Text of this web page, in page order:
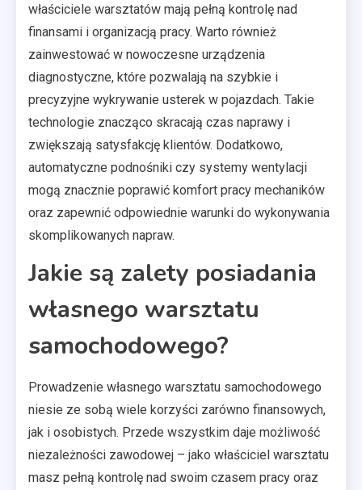
właściciele warsztatów mają pełną kontrolę nad
finansami i organizacją pracy. Warto również
zainwestować w nowoczesne urządzenia
diagnostyczne, które pozwalają na szybkie i
precyzyjne wykrywanie usterek w pojazdach. Takie
technologie znacząco skracają czas naprawy i
zwiększają satysfakcję klientów. Dodatkowo,
automatyczne podnośniki czy systemy wentylacji
mogą znacznie poprawić komfort pracy mechaników
oraz zapewnić odpowiednie warunki do wykonywania
skomplikowanych napraw.
Jakie są zalety posiadania
własnego warsztatu
samochodowego?
Prowadzenie własnego warsztatu samochodowego
niesie ze sobą wiele korzyści zarówno finansowych,
jak i osobistych. Przede wszystkim daje możliwość
niezależności zawodowej – jako właściciel warsztatu
masz pełną kontrolę nad swoim czasem pracy oraz